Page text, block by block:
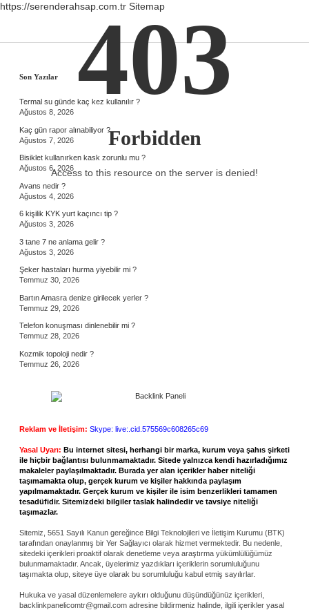
https://serenderahsap.com.tr Sitemap
Sidebar
Son Yazılar
Termal su günde kaç kez kullanılır ?
Ağustos 8, 2026
Kaç gün rapor alınabiliyor ?
Ağustos 7, 2026
Bisiklet kullanırken kask zorunlu mu ?
Ağustos 6, 2026
Avans nedir ?
Ağustos 4, 2026
6 kişilik KYK yurt kaçıncı tip ?
Ağustos 3, 2026
3 tane 7 ne anlama gelir ?
Ağustos 3, 2026
Şeker hastaları hurma yiyebilir mi ?
Temmuz 30, 2026
Bartın Amasra denize girilecek yerler ?
Temmuz 29, 2026
Telefon konuşması dinlenebilir mi ?
Temmuz 28, 2026
Kozmik topoloji nedir ?
Temmuz 26, 2026
Reklam ve İletişim: Skype: live:.cid.575569c608265c69
Yasal Uyarı: Bu internet sitesi, herhangi bir marka, kurum veya şahıs şirketi
ile hiçbir bağlantısı bulunmamaktadır. Sitede yalnızca kendi hazırladığımız
makaleler paylaşılmaktadır. Burada yer alan içerikler haber niteliği
taşımamakta olup, gerçek kurum ve kişiler hakkında paylaşım
yapılmamaktadır. Gerçek kurum ve kişiler ile isim benzerlikleri tamamen
tesadüfidir. Sitemizdeki bilgiler taslak halindedir ve tavsiye niteliği
taşımazlar.
Sitemiz, 5651 Sayılı Kanun gereğince Bilgi Teknolojileri ve İletişim Kurumu (BTK)
tarafından onaylanmış bir Yer Sağlayıcı olarak hizmet vermektedir. Bu nedenle,
sitedeki içerikleri proaktif olarak denetleme veya araştırma yükümlülüğümüz
bulunmamaktadır. Ancak, üyelerimiz yazdıkları içeriklerin sorumluluğunu
taşımakta olup, siteye üye olarak bu sorumluluğu kabul etmiş sayılırlar.
Hukuka ve yasal düzenlemelere aykırı olduğunu düşündüğünüz içerikleri,
backlinkpanelicomtr@gmail.com adresine bildirmeniz halinde, ilgili içerikler yasal
403
Forbidden
Access to this resource on the server is denied!